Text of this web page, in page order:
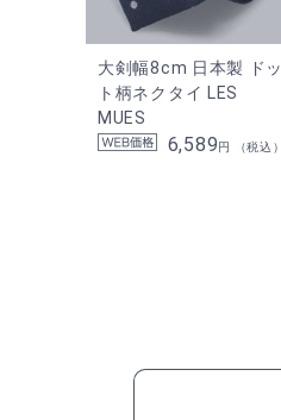
大剣幅8cm 日本製 ドッ
ト柄ネクタイ LES
MUES
6,589円 （税込）